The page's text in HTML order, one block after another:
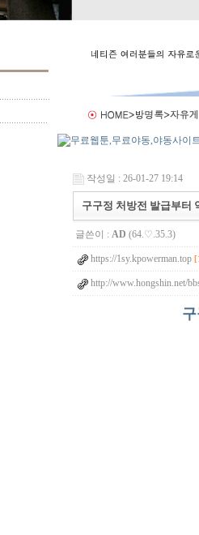
작성일 : 26-01-27 19:14
구구정 처방전 발급부터
글쓴이 : AD (64.♡.35.3)
https://1sy.kpowerman.top
http://www.hongshin.net/